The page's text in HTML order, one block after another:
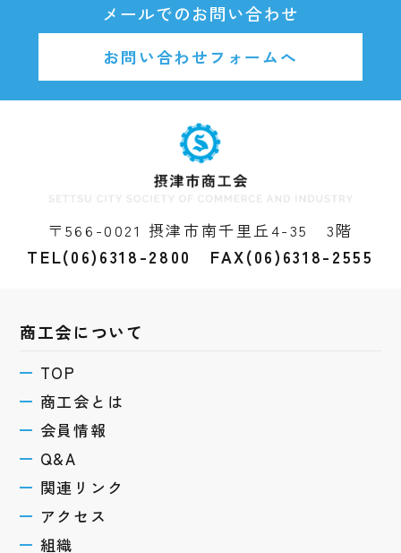
メールでのお問い合わせ
お問い合わせフォームへ
〒566-0021 摂津市南千里丘4-35 3階
TEL(06)6318-2800 FAX(06)6318-2555
商工会について
TOP
商工会とは
会員情報
Q&A
関連リンク
アクセス
組織